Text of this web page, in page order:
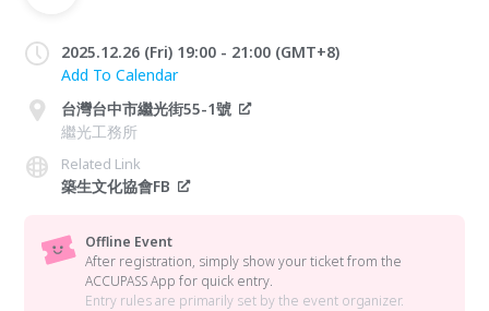
2025.12.26 (Fri) 19:00 - 21:00 (GMT+8)
Add To Calendar
台灣台中市繼光街55-1號
繼光工務所
Related Link
築生文化協會FB
Offline Event
After registration, simply show your ticket from the
ACCUPASS App for quick entry.
Entry rules are primarily set by the event organizer.